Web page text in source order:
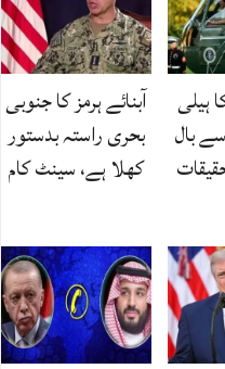
ہیلی
بال
آبنائے ہرمز کا جنوبی
بحری راستہ بدستور
کھلا ہے، سینٹ کام